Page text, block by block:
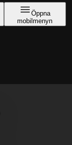
Öppna
mobilmenyn